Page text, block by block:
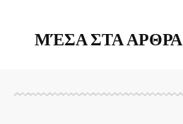
ΜΈΣΑ ΣΤΑ ΑΡΘΡΑ